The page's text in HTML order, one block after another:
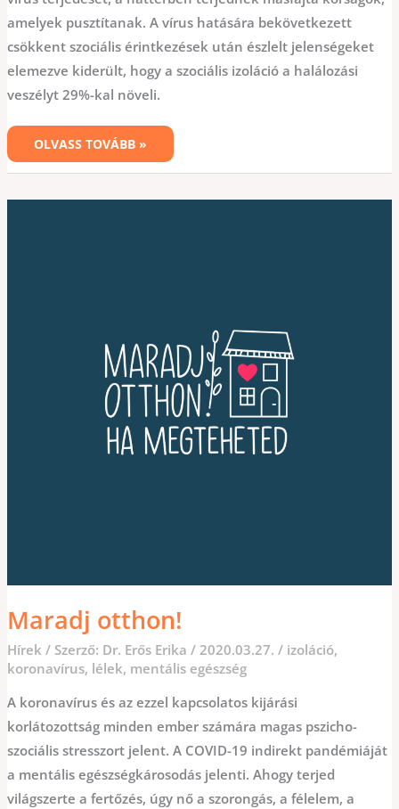
amelyek pusztítanak. A vírus hatására bekövetkezett
csökkent szociális érintkezések után észlelt jelenségeket
elemezve kiderült, hogy a szociális izoláció a halálozási
veszélyt 29%-kal növeli.
OLVASS TOVÁBB »
Maradj otthon!
Hírek / Szerző: Dr. Erős Erika / 2020.03.27. / izoláció,
koronavírus, lélek, mentális egészség
A koronavírus és az ezzel kapcsolatos kijárási
korlátozottság minden ember számára magas pszicho-
szociális stresszort jelent. A COVID-19 indirekt pandémiáját
a mentális egészségkárosodás jelenti. Ahogy terjed
világszerte a fertőzés, úgy nő a szorongás, a félelem, a
MARADJ